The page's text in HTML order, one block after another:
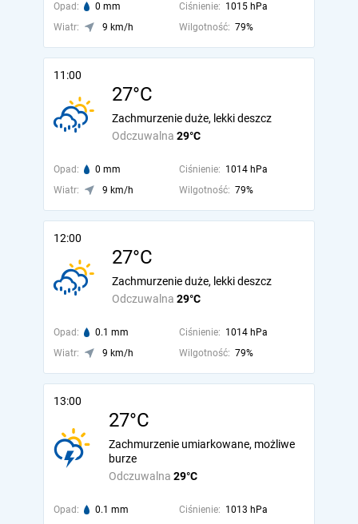
Opad: 0 mm Ciśnienie: 1015 hPa
Wiatr:
9 km/h Wilgotność: 79%
11:00
27°C
Odczuwalna 29°C
Zachmurzenie duże, lekki deszcz
Opad: 0 mm Ciśnienie: 1014 hPa
Wiatr:
9 km/h Wilgotność: 79%
12:00
27°C
Odczuwalna 29°C
Zachmurzenie duże, lekki deszcz
Opad: 0.1 mm Ciśnienie: 1014 hPa
Wiatr:
9 km/h Wilgotność: 79%
13:00
27°C
Odczuwalna 29°C
Zachmurzenie umiarkowane, możliwe
burze
Opad: 0.1 mm Ciśnienie: 1013 hPa